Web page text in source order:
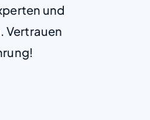
und
Vertrauen